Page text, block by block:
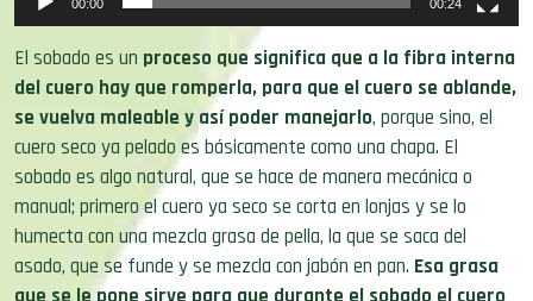
00:00 00:24
El sobado es un proceso que significa que a la fibra interna
del cuero hay que romperla, para que el cuero se ablande,
se vuelva maleable y así poder manejarlo, porque sino, el
cuero seco ya pelado es básicamente como una chapa. El
sobado es algo natural, que se hace de manera mecánica o
manual; primero el cuero ya seco se corta en lonjas y se lo
humecta con una mezcla grasa de pella, la que se saca del
asado, que se funde y se mezcla con jabón en pan. Esa grasa